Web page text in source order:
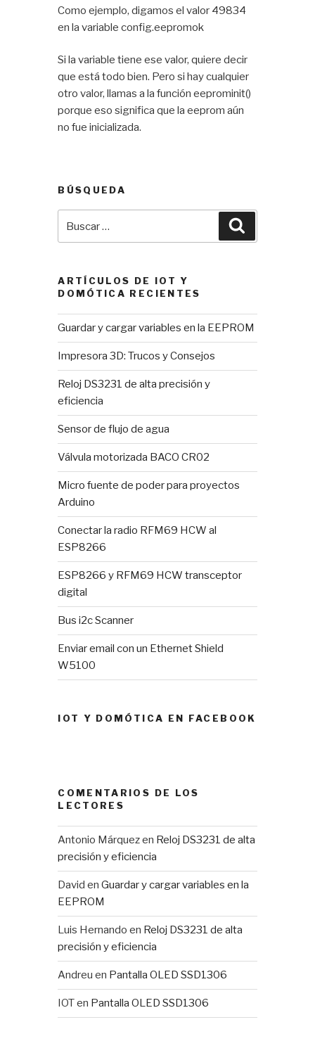
Como ejemplo, digamos el valor 49834
en la variable config.eepromok
Si la variable tiene ese valor, quiere decir
que está todo bien. Pero si hay cualquier
otro valor, llamas a la función eeprominit()
porque eso significa que la eeprom aún
no fue inicializada.
BÚSQUEDA
ARTÍCULOS DE IOT Y
DOMÓTICA RECIENTES
Guardar y cargar variables en la EEPROM
Impresora 3D: Trucos y Consejos
Reloj DS3231 de alta precisión y
eficiencia
Sensor de flujo de agua
Válvula motorizada BACO CR02
Micro fuente de poder para proyectos
Arduino
Conectar la radio RFM69 HCW al
ESP8266
ESP8266 y RFM69 HCW transceptor
digital
Bus i2c Scanner
Enviar email con un Ethernet Shield
W5100
IOT Y DOMÓTICA EN FACEBOOK
COMENTARIOS DE LOS
LECTORES
Antonio Márquezen Reloj DS3231 de alta
precisión y eficiencia
David enGuardar y cargar variables en la
EEPROM
Luis Hernando en Reloj DS3231 de alta
precisión y eficiencia
Andreu en Pantalla OLED SSD1306
IOTen Pantalla OLED SSD1306